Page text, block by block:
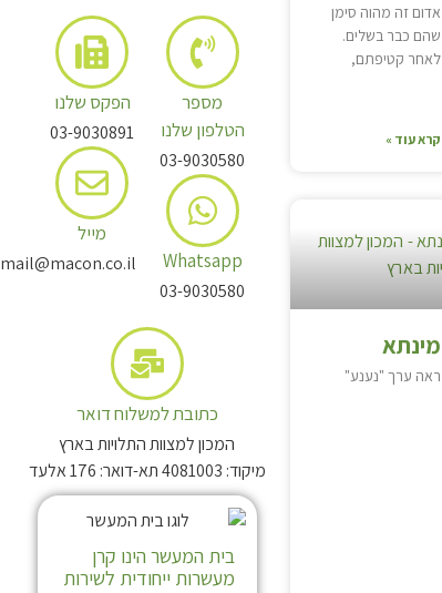
אדום זה מהוה סימן
שהם כבר בשלים.
לאחר קטיפתם,
קרא עוד »
מינתא
ראה ערך "נענע"
מספר
הטלפון שלנו
03-9030580
Whatsapp
03-9030580
הפקס שלנו
03-9030891
מייל
mail@macon.co.il
כתובת למשלוח דואר
המכון למצוות התלויות בארץ
מיקוד: 4081003 תא-דואר: 176 אלעד
בית המעשר הינו קרן
מעשרות ייחודית לשירות